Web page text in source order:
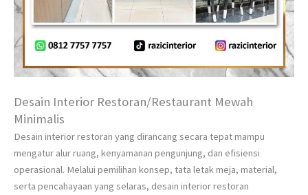
Desain Interior Restoran/Restaurant Mewah
Minimalis
Desain interior restoran yang dirancang secara tepat mampu
mengatur alur ruang, kenyamanan pengunjung, dan efisiensi
operasional. Melalui pemilihan konsep, tata letak meja, material,
serta pencahayaan yang selaras, desain interior restoran